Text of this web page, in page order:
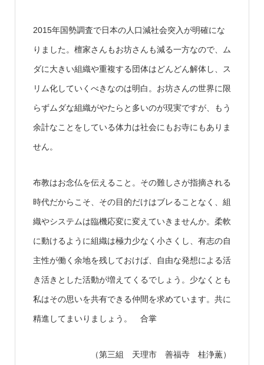
2015年国勢調査で日本の人口減社会突入が明確にな
りました。檀家さんもお坊さんも減る一方なので、ム
ダに大きい組織や重複する団体はどんどん解体し、ス
リム化していくべきなのは明白。お坊さんの世界に限
らずムダな組織がやたらと多いのが現実ですが、もう
余計なことをしている体力は社会にもお寺にもありま
せん。
布教はお念仏を伝えること。その難しさが指摘される
時代だからこそ、その目的だけはブレることなく、組
織やシステムは臨機応変に変えていきませんか。柔軟
に動けるように組織は極力少なく小さくし、有志の自
主性が働く余地を残しておけば、自由な発想による活
き活きとした活動が増えてくるでしょう。少なくとも
私はその思いを共有できる仲間を求めています。共に
精進してまいりましょう。 合掌
（第三組 天理市 善福寺 桂浄薫）